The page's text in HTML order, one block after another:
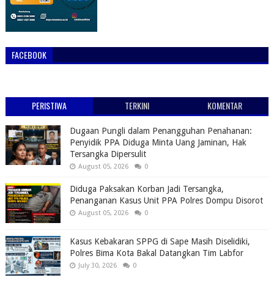
FACEBOOK
PERISTIWA TERKINI KOMENTAR
Dugaan Pungli dalam Penangguhan Penahanan:
Penyidik PPA Diduga Minta Uang Jaminan, Hak
Tersangka Dipersulit
August 05, 2026 0
Diduga Paksakan Korban Jadi Tersangka,
Penanganan Kasus Unit PPA Polres Dompu Disorot
August 05, 2026 0
Kasus Kebakaran SPPG di Sape Masih Diselidiki,
Polres Bima Kota Bakal Datangkan Tim Labfor
July 30, 2026 0